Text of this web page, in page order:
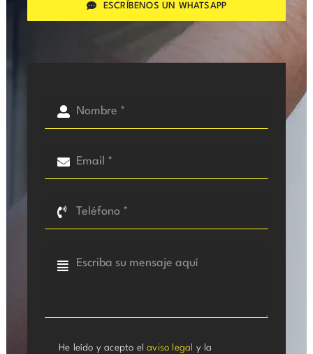
ESCRÍBENOS UN WHATSAPP
He leído y acepto elaviso legal y la